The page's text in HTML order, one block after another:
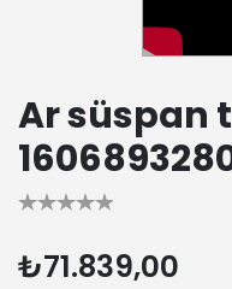
Ar süspan
₺71.839,00